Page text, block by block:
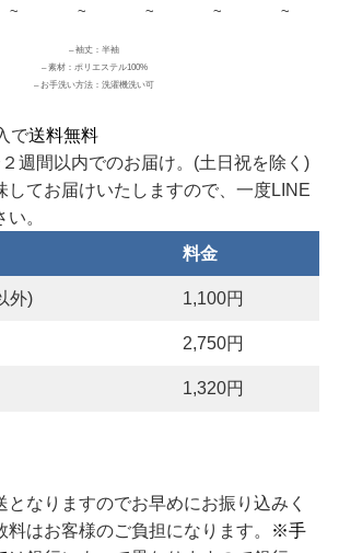
~
~
~
~
~
– 袖丈：半袖
– 素材：ポリエステル100%
– お手洗い方法：洗濯機洗い可
で送料無料
週間以内でのお届け。(土日祝を除く)
てお届けいたしますので、一度LINE
。
料金
外) 1,100円
2,750円
1,320円
となりますのでお早めにお振り込みく
はお客様のご負担になります。
※手